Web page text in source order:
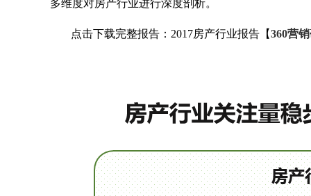
多维度对房产行业进行深度剖析。
点击下载完整报告：2017房产行业报告【360营销